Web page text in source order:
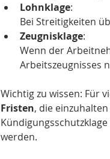
Lohnklage:
Bei Streitigkeiten
Zeugnisklage:
Wenn der
Arbeitszeugnisses
Wichtig zu wissen: Für
Fristen, die
werden.